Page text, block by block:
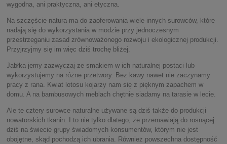
wygodna, ani praktyczna, ani etyczna.
Na szczęście natura ma do zaoferowania wiele innych surowców, które
nadają się do wykorzystania w modzie przy jednoczesnym
przestrzeganiu zasad zrównoważonego rozwoju i ekologicznej produkcji.
Przyjrzyjmy się im więc dziś trochę bliżej.
Jabłka jemy zazwyczaj ze smakiem w ich naturalnej postaci lub
wykorzystujemy na różne przetwory. Bez kawy nawet nie zaczynamy
pracy z rana. Kwiat lotosu kojarzy nam się z pięknym zapachem w
domu. A na bambusowych meblach chętnie siadamy na tarasie w lecie.
Ale te cztery surowce naturalne używane są dziś także do produkcji
nowatorskich tkanin. I to nie tylko dlatego, że przemawiają do rosnącej
dziś na świecie grupy świadomych konsumentów, którym nie jest
obojętne, skąd pochodzą ich ubrania. Również powszechna dostępność